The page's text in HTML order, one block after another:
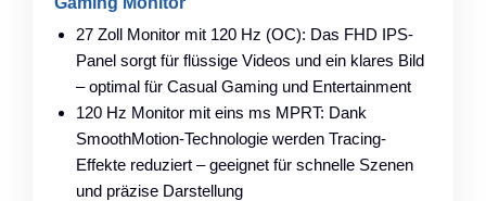
27 Zoll Monitor mit 120 Hz (OC): Das FHD IPS-
Panel sorgt für flüssige Videos und ein klares Bild
– optimal für Casual Gaming und Entertainment
120 Hz Monitor mit eins ms MPRT: Dank
SmoothMotion-Technologie werden Tracing-
Effekte reduziert – geeignet für schnelle Szenen
und präzise Darstellung